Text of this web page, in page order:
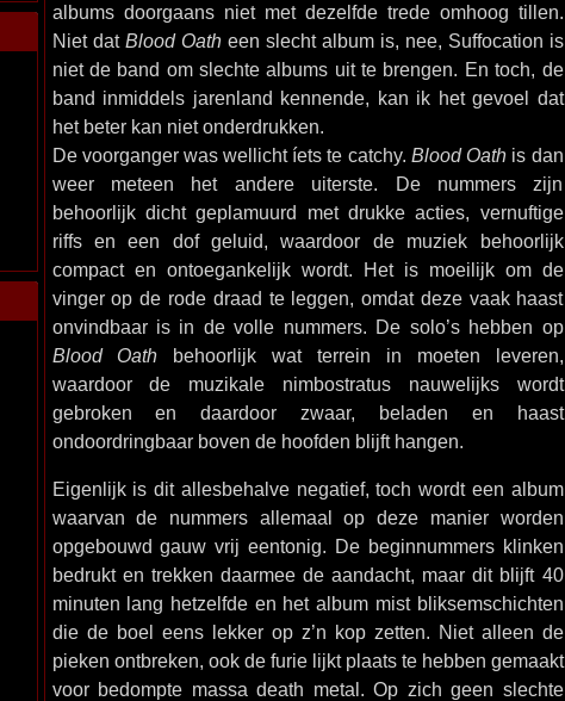
albums doorgaans niet met dezelfde trede omhoog tillen.
Niet dat Blood Oatheen slecht album is, nee, Suffocation is
niet de band om slechte albums uit te brengen. En toch, de
band inmiddels jarenland kennende, kan ik het gevoel dat
het beter kan niet onderdrukken.
De voorganger was wellicht íets te catchy. Blood Oath is dan
weer meteen het andere uiterste. De nummers zijn
behoorlijk dicht geplamuurd met drukke acties, vernuftige
riffs en een dof geluid, waardoor de muziek behoorlijk
compact en ontoegankelijk wordt. Het is moeilijk om de
vinger op de rode draad te leggen, omdat deze vaak haast
onvindbaar is in de volle nummers. De solo’s hebben op
Blood Oath behoorlijk wat terrein in moeten leveren,
waardoor de muzikale nimbostratus nauwelijks wordt
gebroken en daardoor zwaar, beladen en haast
ondoordringbaar boven de hoofden blijft hangen.
Eigenlijk is dit allesbehalve negatief, toch wordt een album
waarvan de nummers allemaal op deze manier worden
opgebouwd gauw vrij eentonig. De beginnummers klinken
bedrukt en trekken daarmee de aandacht, maar dit blijft 40
minuten lang hetzelfde en het album mist bliksemschichten
die de boel eens lekker op z’n kop zetten. Niet alleen de
pieken ontbreken, ook de furie lijkt plaats te hebben gemaakt
voor bedompte massa death metal. Op zich geen slechte